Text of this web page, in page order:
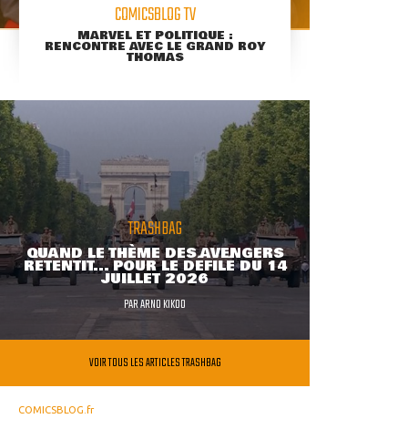
COMICSBLOG TV
MARVEL ET POLITIQUE :
RENCONTRE AVEC LE GRAND ROY
THOMAS
TRASHBAG
QUAND LE THÈME DES AVENGERS
RETENTIT... POUR LE DÉFILÉ DU 14
JUILLET 2026
PARARNO KIKOO
VOIR TOUS LES ARTICLES TRASHBAG
COMICSBLOG.fr